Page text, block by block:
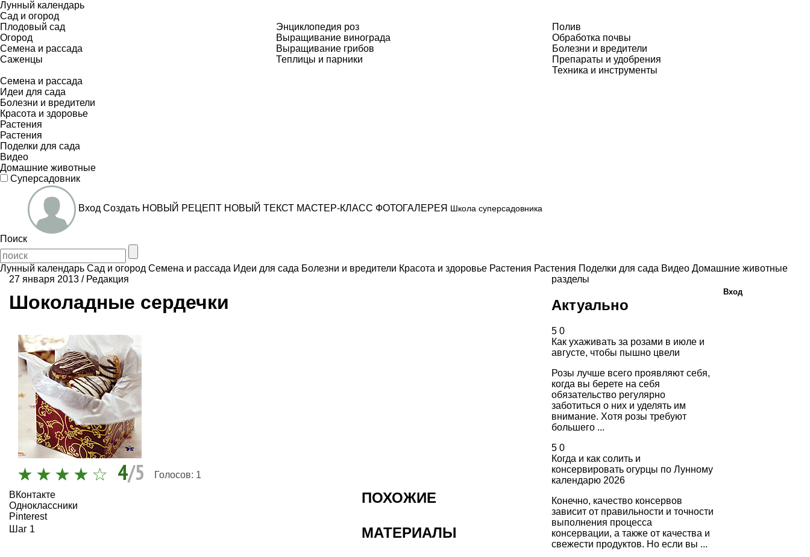
Лунный календарь
Сад и огород
Плодовый сад
Огород
Семена и рассада
Саженцы
Энциклопедия роз
Выращивание винограда
Выращивание грибов
Теплицы и парники
Полив
Обработка почвы
Болезни и вредители
Препараты и удобрения
Техника и инструменты
Семена и рассада
Идеи для сада
Болезни и вредители
Красота и здоровье
Растения
Растения
Поделки для сада
Видео
Домашние животные
Суперсадовник
Вход Создать НОВЫЙ РЕЦЕПТ НОВЫЙ ТЕКСТ МАСТЕР-КЛАСС ФОТОГАЛЕРЕЯ Школа суперсадовника
Поиск
Лунный календарь Сад и огород Семена и рассада Идеи для сада Болезни и вредители Красота и здоровье Растения Растения Поделки для сада Видео Домашние животные
27 января 2013 / Редакция
Шоколадные сердечки
4/5 Голосов: 1
ВКонтакте
Одноклассники
Pinterest
Шаг 1
ПОХОЖИЕ
МАТЕРИАЛЫ
разделы
Актуально
5 0
Как ухаживать за розами в июле и
августе, чтобы пышно цвели
Розы лучше всего проявляют себя,
когда вы берете на себя
обязательство регулярно
заботиться о них и уделять им
внимание. Хотя розы требуют
большего ...
5 0
Когда и как солить и
консервировать огурцы по Лунному
календарю 2026
Конечно, качество консервов
зависит от правильности и точности
выполнения процесса
консервации, а также от качества и
свежести продуктов. Но если вы ...
Вход